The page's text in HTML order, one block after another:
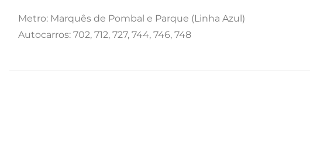
Metro: Marquês de Pombal e Parque (Linha Azul)
Autocarros: 702, 712, 727, 744, 746, 748